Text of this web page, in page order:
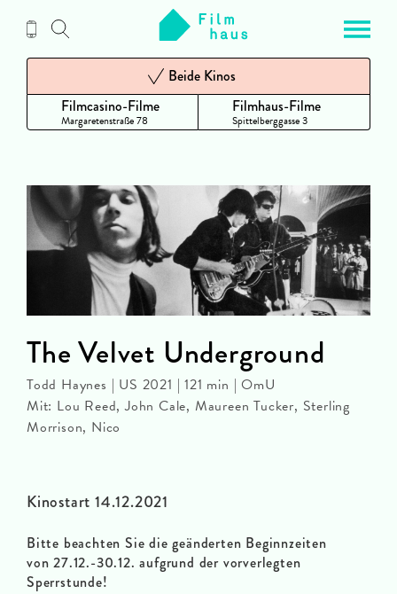
Inhalt
Filmcasino-Filme
Margaretenstraße 78
Beide Kinos
Filmhaus-Filme
Spittelberggasse 3
Kinostart 14.12.2021
Bitte beachten Sie die geänderten Beginnzeiten
von 27.12.-30.12. aufgrund der vorverlegten
Sperrstunde!
The Velvet Underground
Todd Haynes | US 2021 | 121 min | OmU
Mit: Lou Reed, John Cale, Maureen Tucker, Sterling
Morrison, Nico